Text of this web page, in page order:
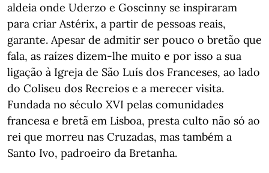
aldeia onde Uderzo e Goscinny se inspiraram
para criar Astérix, a partir de pessoas reais,
garante. Apesar de admitir ser pouco o bretão que
fala, as raízes dizem-lhe muito e por isso a sua
ligação à Igreja de São Luís dos Franceses, ao lado
do Coliseu dos Recreios e a merecer visita.
Fundada no século XVI pelas comunidades
francesa e bretã em Lisboa, presta culto não só ao
rei que morreu nas Cruzadas, mas também a
Santo Ivo, padroeiro da Bretanha.